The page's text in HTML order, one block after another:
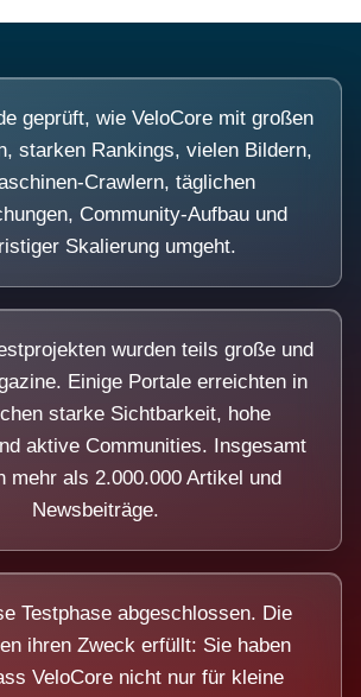
geprüft, wie VeloCore mit großen
starken Rankings, vielen Bildern,
Crawlern, täglichen
Community-Aufbau und
Skalierung umgeht.
wurden teils große und
Einige Portale erreichten in
starke Sichtbarkeit, hohe
aktive Communities. Insgesamt
mehr als 2.000.000 Artikel und
Newsbeiträge.
Testphase abgeschlossen. Die
ihren Zweck erfüllt: Sie haben
VeloCore nicht nur für kleine